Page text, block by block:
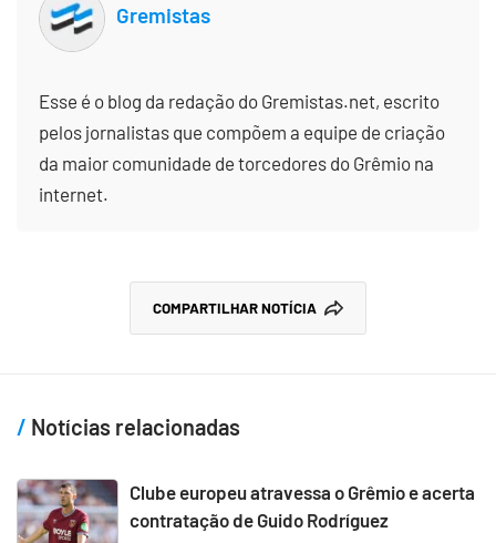
Gremistas
Esse é o blog da redação do Gremistas.net, escrito
pelos jornalistas que compõem a equipe de criação
da maior comunidade de torcedores do Grêmio na
internet.
COMPARTILHAR NOTÍCIA
Notícias relacionadas
Clube europeu atravessa o Grêmio e acerta
contratação de Guido Rodríguez